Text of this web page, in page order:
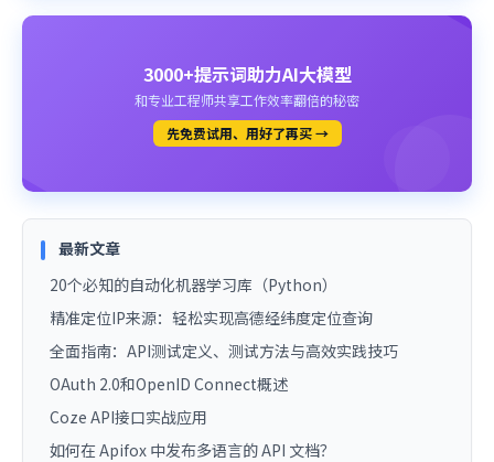
3000+提示词助力AI大模型
和专业工程师共享工作效率翻倍的秘密
先免费试用、用好了再买 →
最新文章
20个必知的自动化机器学习库（Python）
精准定位IP来源：轻松实现高德经纬度定位查询
全面指南：API测试定义、测试方法与高效实践技巧
OAuth 2.0和OpenID Connect概述
Coze API接口实战应用
如何在 Apifox 中发布多语言的 API 文档？